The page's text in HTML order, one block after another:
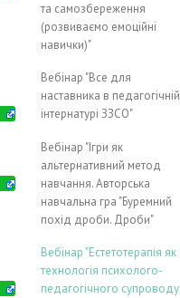
та самозбереження
(розвиваємо емоційні
навички)"
Вебінар "Все для
наставника в педагогічній
інтернатурі ЗЗСО"
Вебінар "Ігри як
альтернативний метод
навчання. Авторська
навчальна гра "Буремний
похід дроби. Дроби"
Вебінар "Естетотерапія як
технологія психолого-
педагогічного супроводу